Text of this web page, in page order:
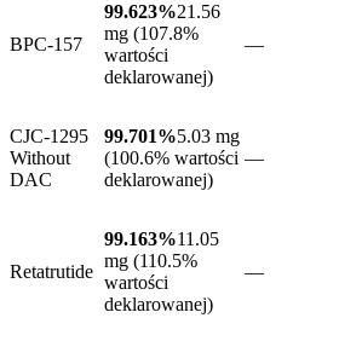
BPC-157
99.623%21.56
mg (107.8%
wartości
deklarowanej)
—
CJC-1295
Without
DAC
99.701%5.03 mg
(100.6% wartości
deklarowanej)
—
Retatrutide
99.163%11.05
mg (110.5%
wartości
deklarowanej)
—